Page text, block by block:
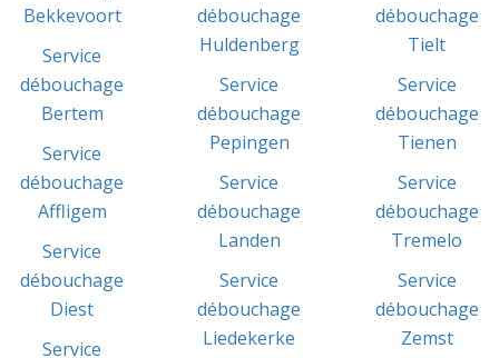
Bekkevoort
Service
débouchage
Bertem
Service
débouchage
Affligem
Service
débouchage
Diest
Service
débouchage
Huldenberg
Service
débouchage
Pepingen
Service
débouchage
Landen
Service
débouchage
Liedekerke
débouchage
Tielt
Service
débouchage
Tienen
Service
débouchage
Tremelo
Service
débouchage
Zemst